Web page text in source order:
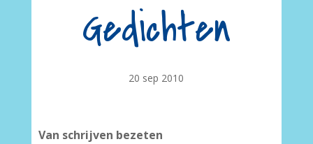
Gedichten
20 sep 2010
Van schrijven bezeten